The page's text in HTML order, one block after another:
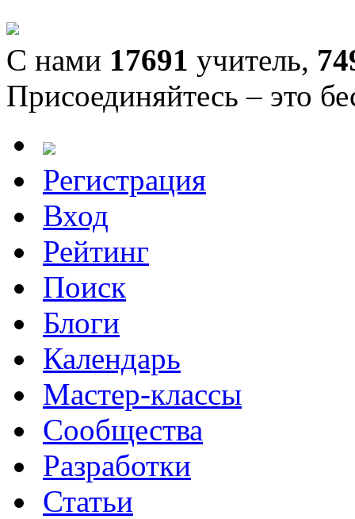
С нами 17691 учитель,
Присоединяйтесь – это
Регистрация
Вход
Рейтинг
Поиск
Блоги
Календарь
Мастер-классы
Сообщества
Разработки
Статьи